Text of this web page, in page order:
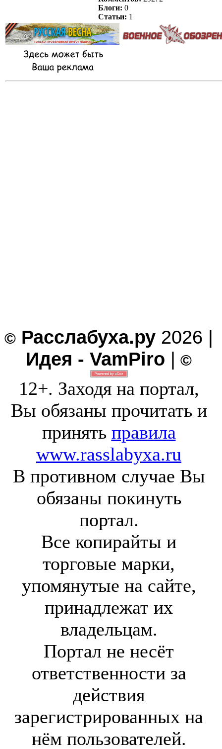
Блоги: 0
Статьи: 1
© Расслабуха.ру 2026 |
Идея - VamPiro | ©
12+. Заходя на портал,
Вы обязаны прочитать и
принять правила
www.rasslabyxa.ru
В противном случае Вы
обязаны покинуть
портал.
Все копирайты и
торговые марки,
упомянутые на сайте,
принадлежат их
владельцам.
Портал не несёт
ответственности за
действия
зарегистрированных на
нём пользователей.